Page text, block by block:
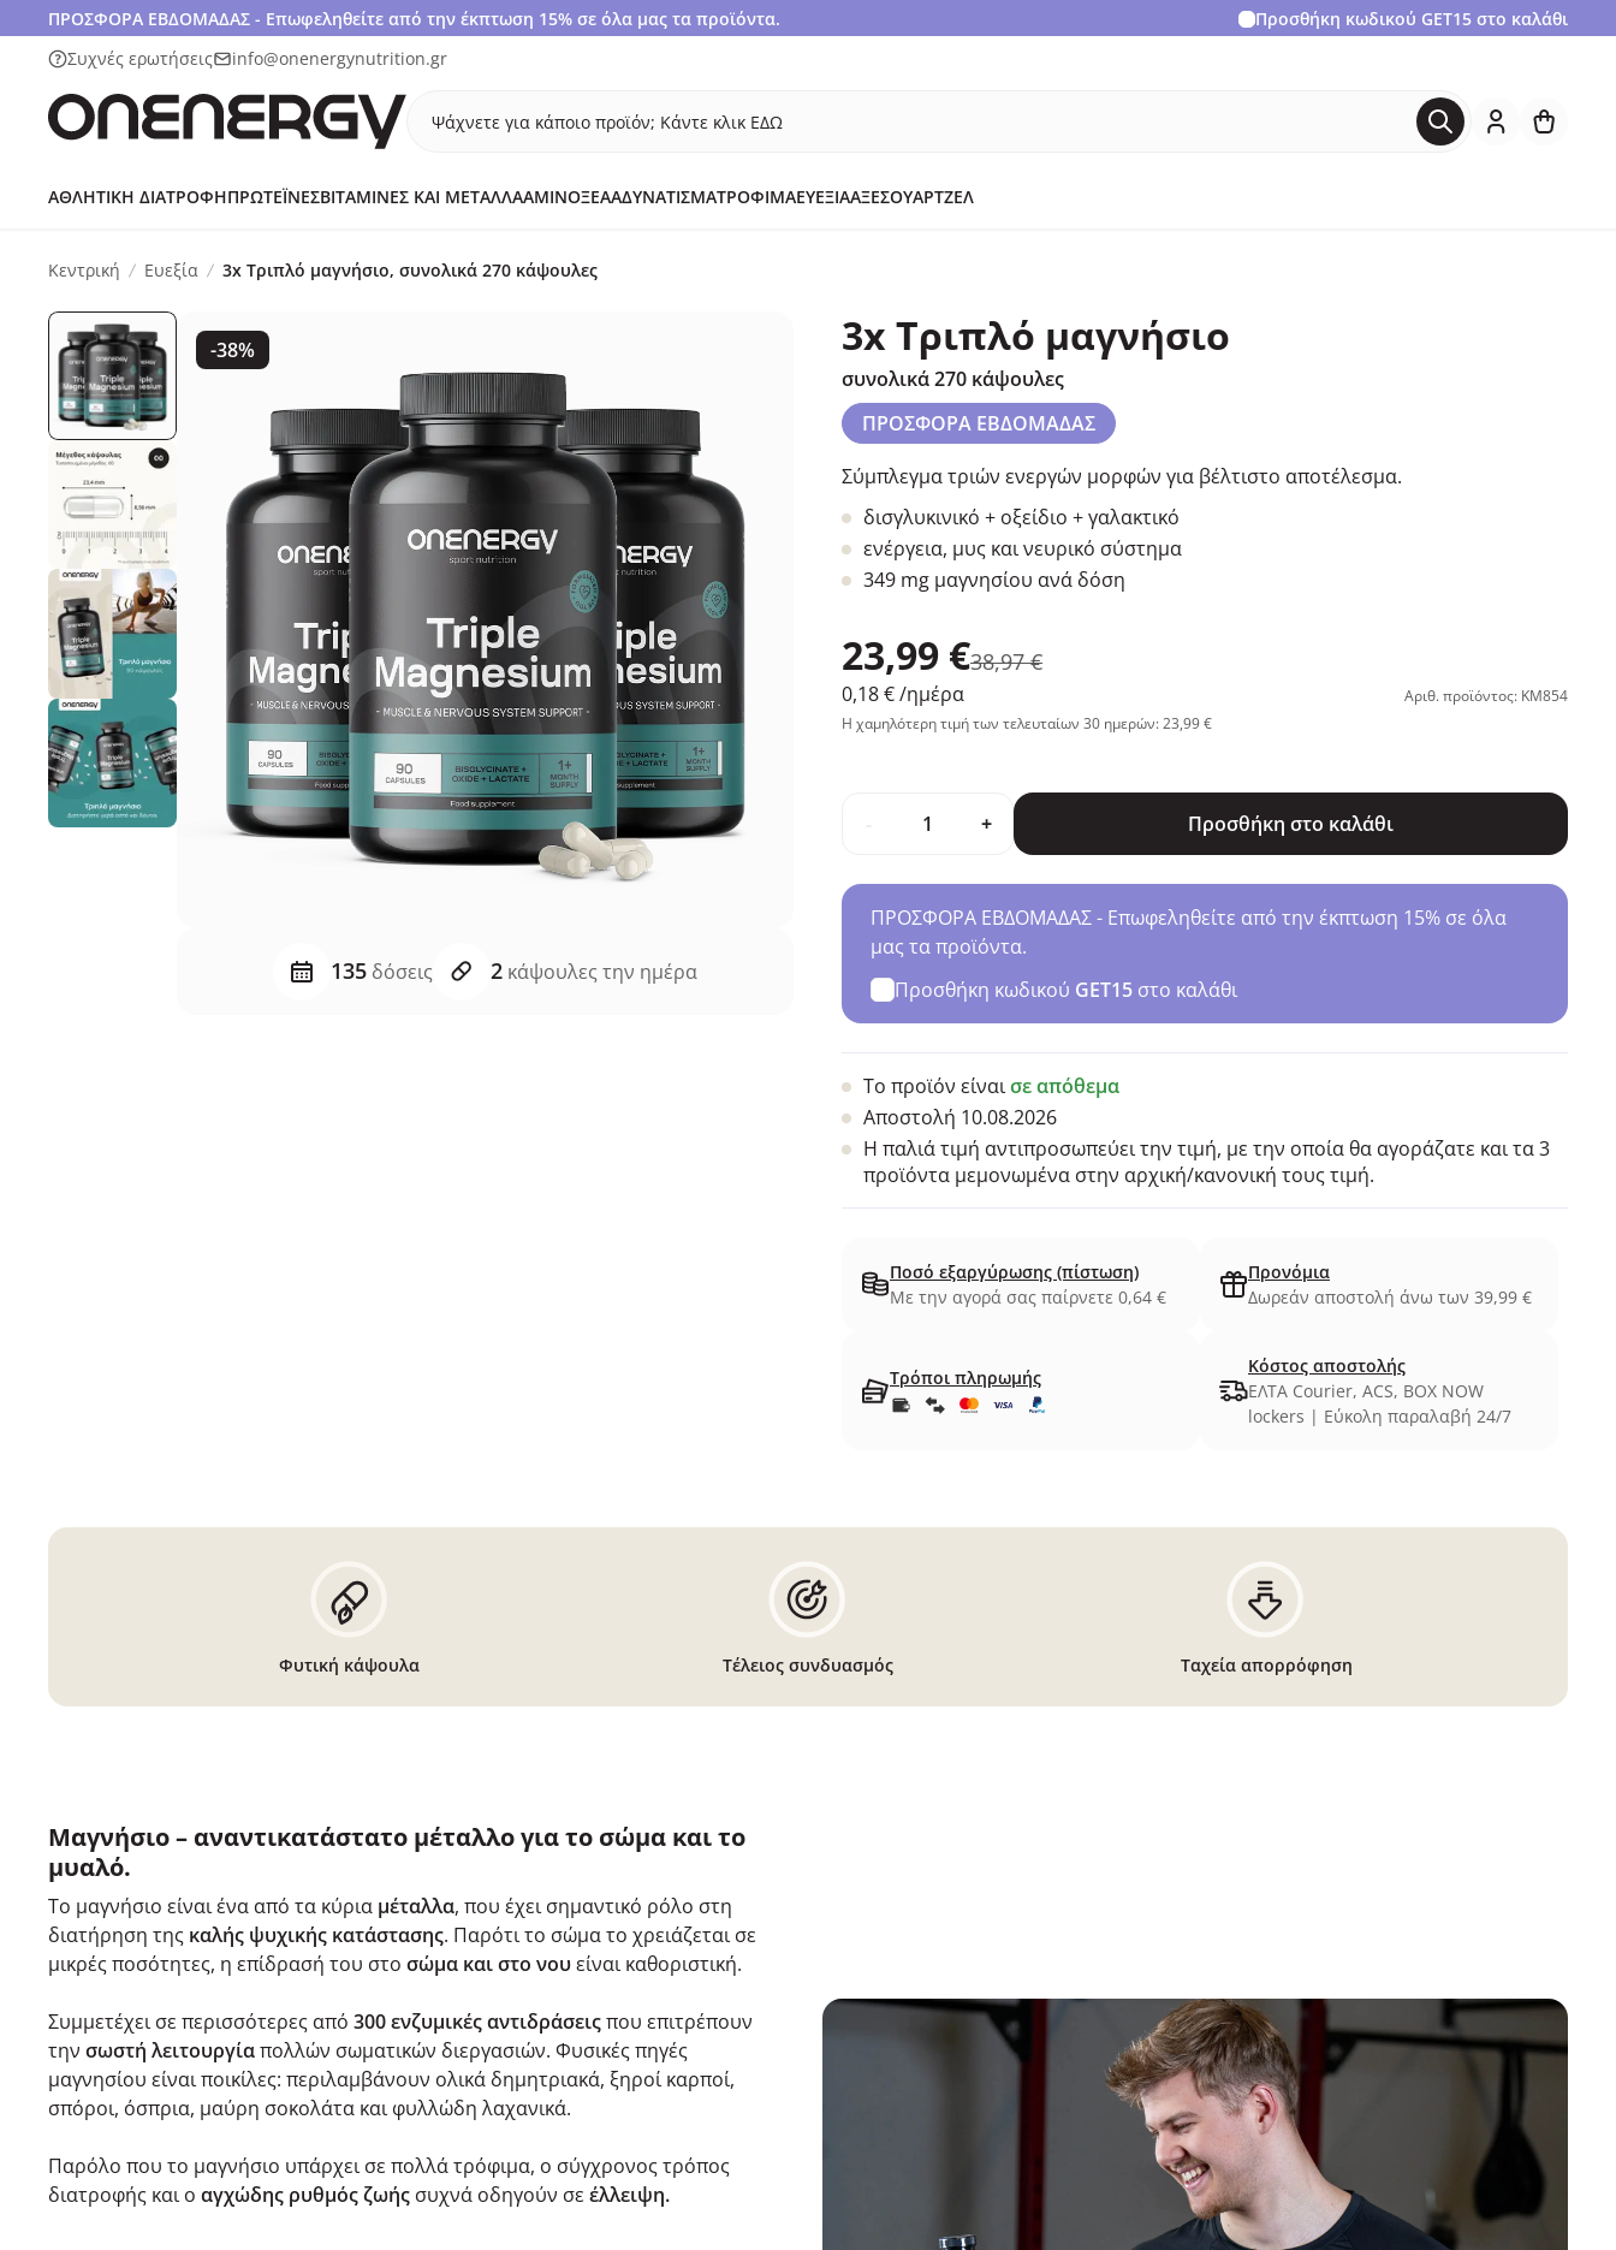
ΠΡΟΣΦΟΡΑ ΕΒΔΟΜΑΔΑΣ - Επωφεληθείτε από την έκπτωση 15% σε όλα μας τα προϊόντα. Προσθήκη κωδικού GET15 στο καλάθι
Συχνές ερωτήσεις
info@onenergynutrition.gr
Ψάχνετε για κάποιο προϊόν; Κάντε κλικ ΕΔΩ
ΑΘΛΗΤΙΚΉ ΔΙΑΤΡΟΦΉΠΡΩΤΕΪ́ΝΕΣΒΙΤΑΜΊΝΕΣ ΚΑΙ ΜΈΤΑΛΛΑΑΜΙΝΟΞΈΑΑΔΥΝΆΤΙΣΜΑΤΡΌΦΙΜΑΕΥΕΞΊΑΑΞΕΣΟΥΆΡΤΖΕΛ
Κεντρική Ευεξία 3x Τριπλό μαγνήσιο, συνολικά 270 κάψουλες
-38%
135 δόσεις 2 κάψουλες την ημέρα
3x Τριπλό μαγνήσιο
συνολικά 270 κάψουλες
ΠΡΟΣΦΟΡΑ ΕΒΔΟΜΑΔΑΣ
Σύμπλεγμα τριών ενεργών μορφών για βέλτιστο αποτέλεσμα.
δισγλυκινικό + οξείδιο + γαλακτικό
ενέργεια, μυς και νευρικό σύστημα
349 mg μαγνησίου ανά δόση
23,99 €38,97 €
0,18 €/ημέρα
Αριθ. προϊόντος: KM854
Η χαμηλότερη τιμή των τελευταίων 30 ημερών: 23,99 €
+ Προσθήκη στο καλάθι
ΠΡΟΣΦΟΡΑ ΕΒΔΟΜΑΔΑΣ - Επωφεληθείτε από την έκπτωση 15% σε όλα
μας τα προϊόντα.
Προσθήκη κωδικού GET15 στο καλάθι
Το προϊόν είναισε απόθεμα
Αποστολή 10.08.2026
Η παλιά τιμή αντιπροσωπεύει την τιμή, με την οποία θα αγοράζατε και τα 3
προϊόντα μεμονωμένα στην αρχική/κανονική τους τιμή.
Ποσό εξαργύρωσης (πίστωση)
Με την αγορά σας παίρνετε 0,64 €
Προνόμια
Δωρεάν αποστολή άνω των 39,99 €
Τρόποι πληρωμής
Κόστος αποστολής
ΕΛΤΑ Courier, ACS, BOX NOW
lockers | Εύκολη παραλαβή 24/7
Φυτική κάψουλα Τέλειος συνδυασμός Ταχεία απορρόφηση
Μαγνήσιο – αναντικατάστατο μέταλλο για το σώμα και το
μυαλό.
Το μαγνήσιο είναι ένα από τα κύρια μέταλλα, που έχει σημαντικό ρόλο στη
διατήρηση της καλής ψυχικής κατάστασης. Παρότι το σώμα το χρειάζεται σε
μικρές ποσότητες, η επίδρασή του στο σώμα και στο νουείναι καθοριστική.
Συμμετέχει σε περισσότερες από 300 ενζυμικές αντιδράσειςπου επιτρέπουν
την σωστή λειτουργίαπολλών σωματικών διεργασιών. Φυσικές πηγές
μαγνησίου είναι ποικίλες: περιλαμβάνουν ολικά δημητριακά, ξηροί καρποί,
σπόροι, όσπρια, μαύρη σοκολάτα και φυλλώδη λαχανικά.
Παρόλο που το μαγνήσιο υπάρχει σε πολλά τρόφιμα, ο σύγχρονος τρόπος
διατροφής και ο αγχώδης ρυθμός ζωής συχνά οδηγούν σε έλλειψη.